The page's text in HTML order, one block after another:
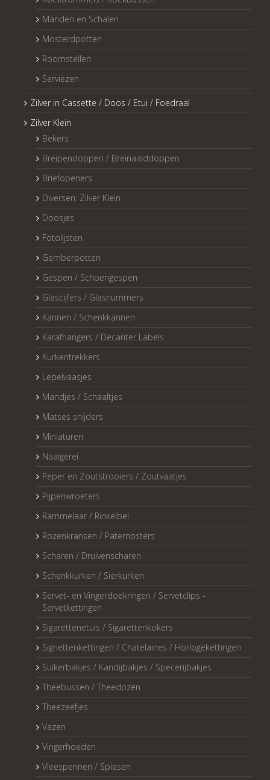
Manden en Schalen
Mosterdpotten
Roomstellen
Serviezen
Zilver in Cassette / Doos / Etui / Foedraal
Zilver Klein
Bekers
Breipendoppen / Breinaalddoppen
Briefopeners
Diversen: Zilver Klein
Doosjes
Fotolijsten
Gemberpotten
Gespen / Schoengespen
Glascijfers / Glasnummers
Kannen / Schenkkannen
Karafhangers / Decanter Labels
Kurkentrekkers
Lepelvaasjes
Mandjes / Schaaltjes
Matses snijders
Miniaturen
Naaigerei
Peper en Zoutstrooiers / Zoutvaatjes
Pijpenwroeters
Rammelaar / Rinkelbel
Rozenkransen / Paternosters
Scharen / Druivenscharen
Schenkkurken / Sierkurken
Servet- en Vingerdoekringen / Servetclips -
Servetkettingen
Sigarettenetuis / Sigarettenkokers
Signettenkettingen / Chatelaines / Horlogekettingen
Suikerbakjes / Kandijbakjes / Specerijbakjes
Theebussen / Theedozen
Theezeefjes
Vazen
Vingerhoeden
Vleespennen / Spiesen